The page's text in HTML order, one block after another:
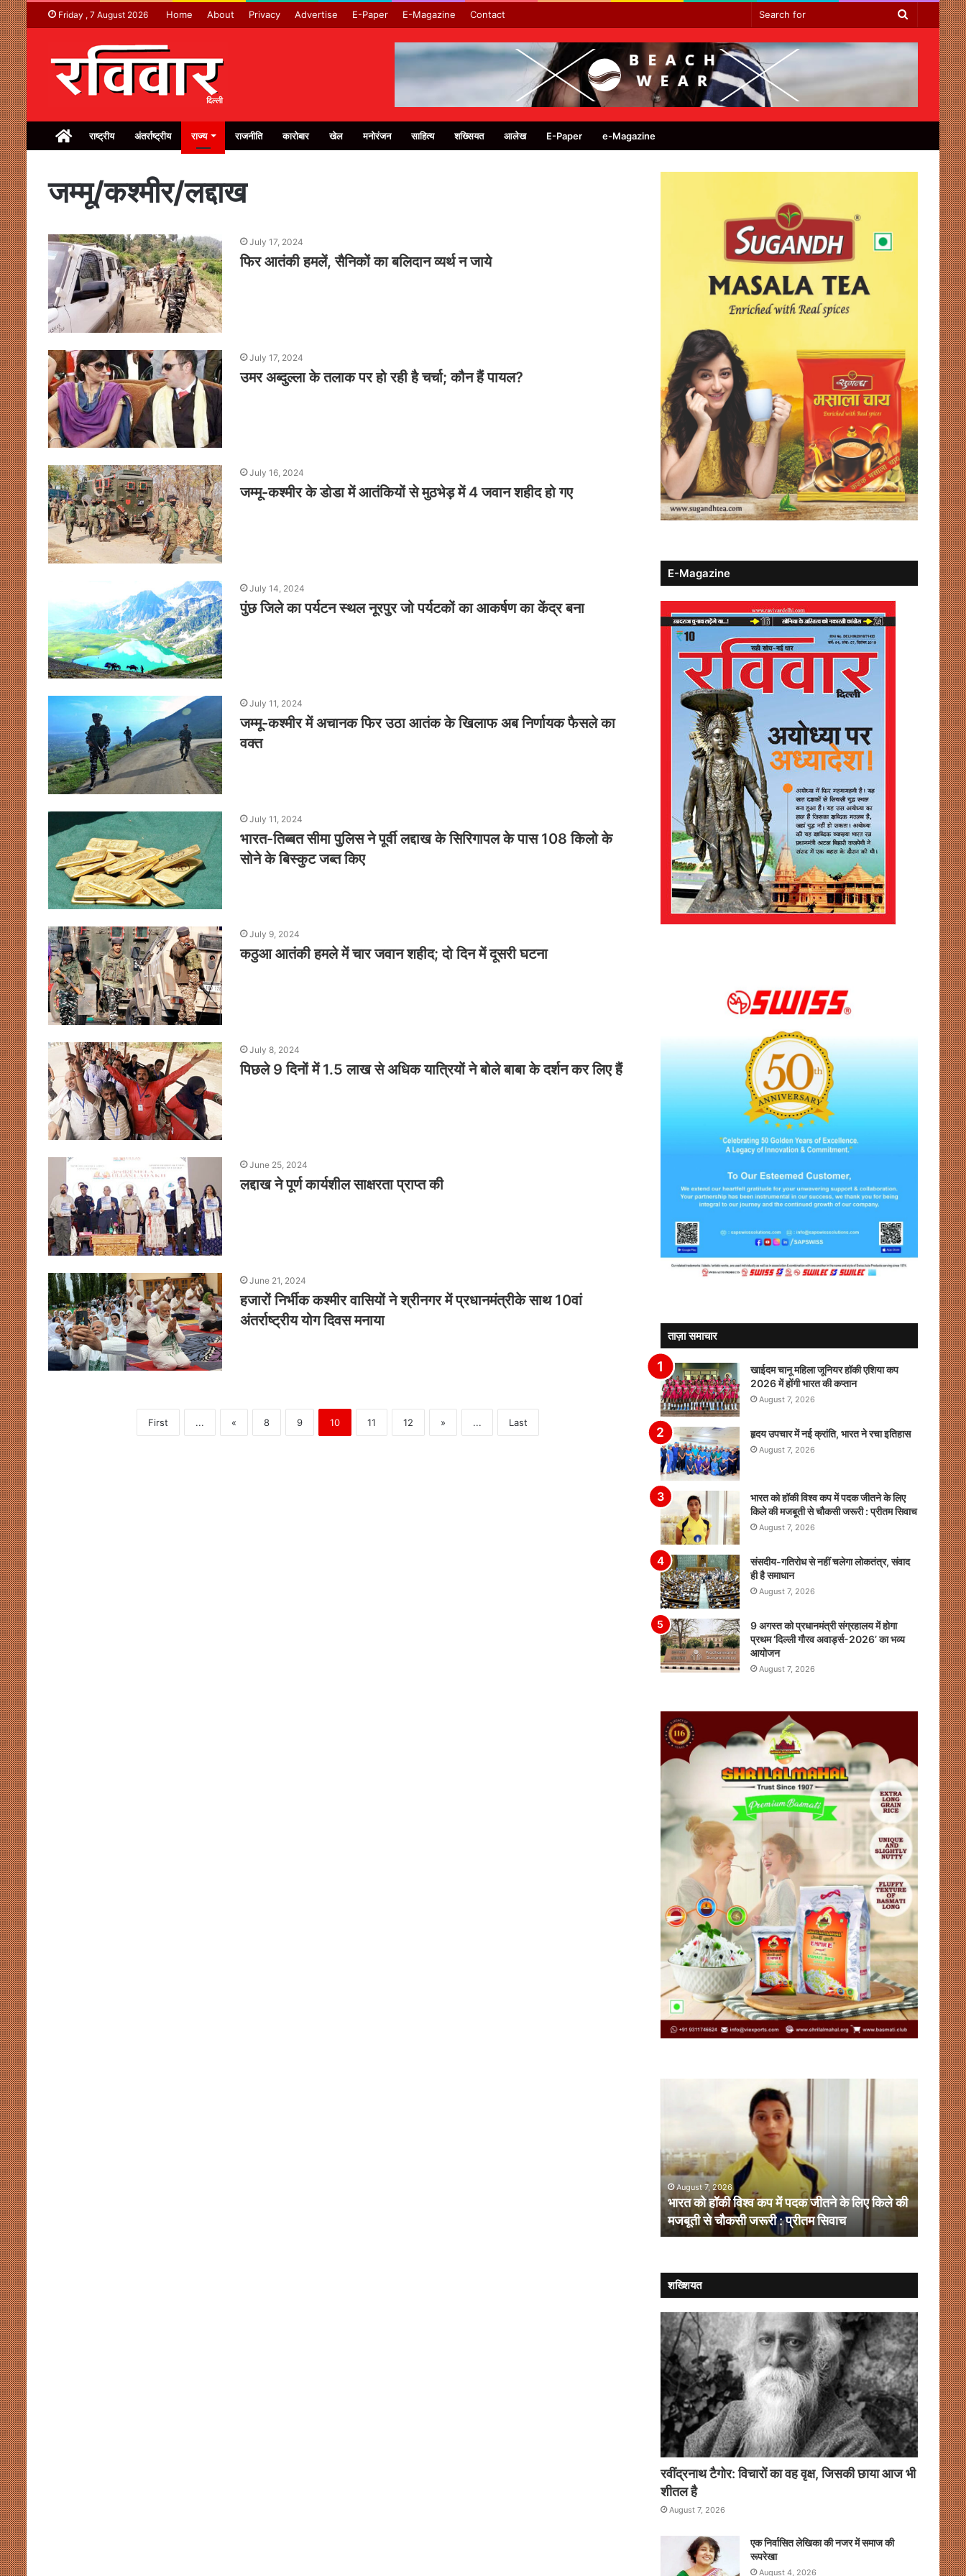
Friday , 7 August 2026 Home About Privacy Advertise E-Paper E-Magazine Contact
Search
for
Homeराष्ट्रीय अंतर्राष्ट्रीय राज्य राजनीति कारोबार खेल मनोरंजन साहित्य शख्सियत आलेख E-Paper e-Magazine
जम्मू/कश्मीर/लद्दाख
July 17, 2024
फिर आतंकी हमलें, सैनिकों का बलिदान व्यर्थ न जाये
July 17, 2024
उमर अब्दुल्ला के तलाक पर हो रही है चर्चा; कौन हैं पायल?
July 16, 2024
जम्मू-कश्मीर के डोडा में आतंकियों से मुठभेड़ में 4 जवान शहीद हो गए
July 14, 2024
पुंछ जिले का पर्यटन स्थल नूरपुर जो पर्यटकों का आकर्षण का केंद्र बना
July 11, 2024
जम्मू-कश्मीर में अचानक फिर उठा आतंक के खिलाफ अब निर्णायक फैसले का
वक्त
July 11, 2024
भारत-तिब्बत सीमा पुलिस ने पूर्वी लद्दाख के सिरिगापल के पास 108 किलो के
सोने के बिस्कुट जब्त किए
July 9, 2024
कठुआ आतंकी हमले में चार जवान शहीद; दो दिन में दूसरी घटना
July 8, 2024
पिछले 9 दिनों में 1.5 लाख से अधिक यात्रियों ने बोले बाबा के दर्शन कर लिए हैं
June 25, 2024
लद्दाख ने पूर्ण कार्यशील साक्षरता प्राप्त की
June 21, 2024
हजारों निर्भीक कश्मीर वासियों ने श्रीनगर में प्रधानमंत्रीके साथ 10वां
अंतर्राष्ट्रीय योग दिवस मनाया
First ... « 8 9 10 11 12 » ... Last
E-Magazine
ताज़ा समाचार
खाईदम चानू महिला जूनियर हॉकी एशिया कप
2026 में होंगी भारत की कप्तान
August 7, 2026
हृदय उपचार में नई क्रांति, भारत ने रचा इतिहास
August 7, 2026
भारत को हॉकी विश्व कप में पदक जीतने के लिए
किले की मजबूती से चौकसी जरूरी : प्रीतम सिवाच
August 7, 2026
संसदीय-गतिरोध से नहीं चलेगा लोकतंत्र, संवाद
ही है समाधान
August 7, 2026
9 अगस्त को प्रधानमंत्री संग्रहालय में होगा
प्रथम ‘दिल्ली गौरव अवार्ड्स-2026’ का भव्य
आयोजन
August 7, 2026
में होगा प्रथम
का भव्य आयोजन
में
पदक
जीतने
लिए
किले
चौकसी
जरूरी
:
प्रीतम
सिवाच
August 7, 2026
भारत को हॉकी विश्व कप में पदक जीतने के लिए किले की
मजबूती से चौकसी जरूरी : प्रीतम सिवाच
संसदीय-
गतिरोध
लोकतंत्र,
संवाद
है
समाधान
August
समाधान
शख्शियत
रवींद्रनाथ टैगोर: विचारों का वह वृक्ष, जिसकी छाया आज भी
शीतल है
August 7, 2026
एक निर्वासित लेखिका की नजर में समाज की
रूपरेखा
August 4, 2026